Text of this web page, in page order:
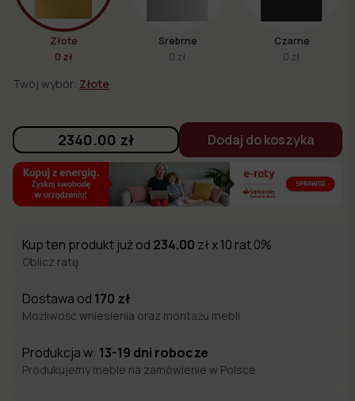
Złote
0 zł
Srebrne
0 zł
Czarne
0 zł
Twój wybór: Złote
2340.00 zł Dodaj do koszyka
Kup ten produkt już od 234.00 zł x 10 rat 0%
Oblicz ratę
Dostawa od 170 zł
Możliwość wniesienia oraz montażu mebli
Produkcja w: 13-19 dni robocze
Produkujemy meble na zamówienie w Polsce